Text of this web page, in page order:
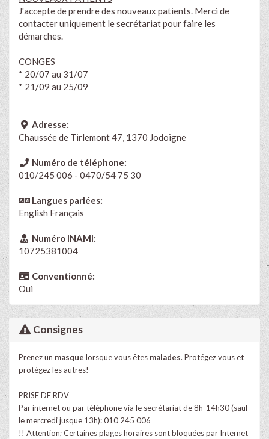
J'accepte de prendre des nouveaux patients. Merci de
contacter uniquement le secrétariat pour faire les
démarches.
CONGES
* 20/07 au 31/07
* 21/09 au 25/09
Adresse:
Chaussée de Tirlemont 47, 1370 Jodoigne
Numéro de téléphone:
010/245 006 - 0470/54 75 30
Langues parlées:
English Français
Numéro INAMI:
10725381004
Conventionné:
Oui
Consignes
Prenez un masque lorsque vous êtes malades. Protégez vous et
protégez les autres!
PRISE DE RDV
Par internet ou par téléphone via le secrétariat de 8h-14h30 (sauf
le mercredi jusque 13h): 010 245 006
!! Attention; Certaines plages horaires sont bloquées par Internet